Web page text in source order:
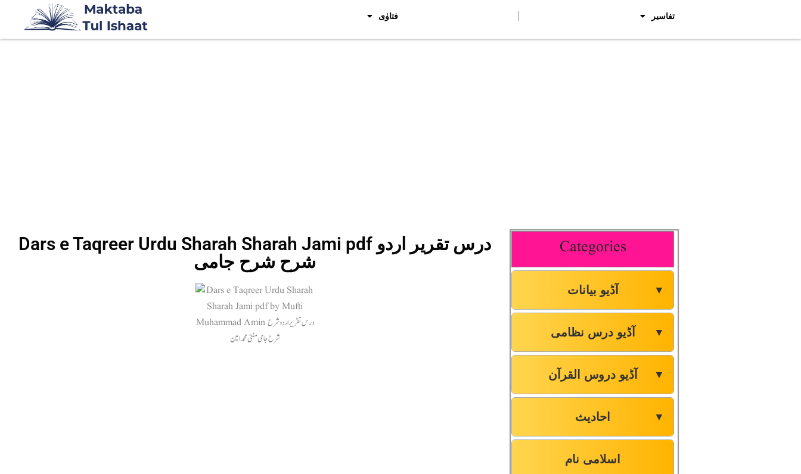
تفاسیر فتاوٰی
Dars e Taqreer Urdu Sharah Sharah Jami pdf درس تقریر اردو
شرح شرح جامی
Categories
آڈیو بیانات ▼
آڈیو درس نظامی ▼
آڈیو دروس القرآن ▼
احادیث ▼
اسلامی نام